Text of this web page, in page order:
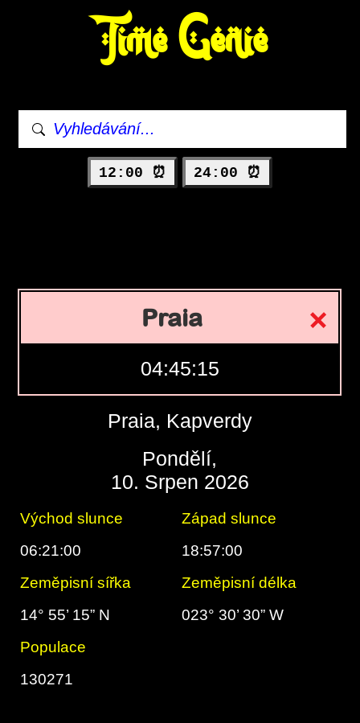
Time Genie
12:00 ⏰ 24:00 ⏰
Praia
04:45:16
Praia, Kapverdy
Pondělí,
10. Srpen 2026
Východ slunce
Západ slunce
06:21:00
18:57:00
Zeměpisní sířka
Zeměpisní délka
14° 55’ 15” N
023° 30’ 30” W
Populace
130271